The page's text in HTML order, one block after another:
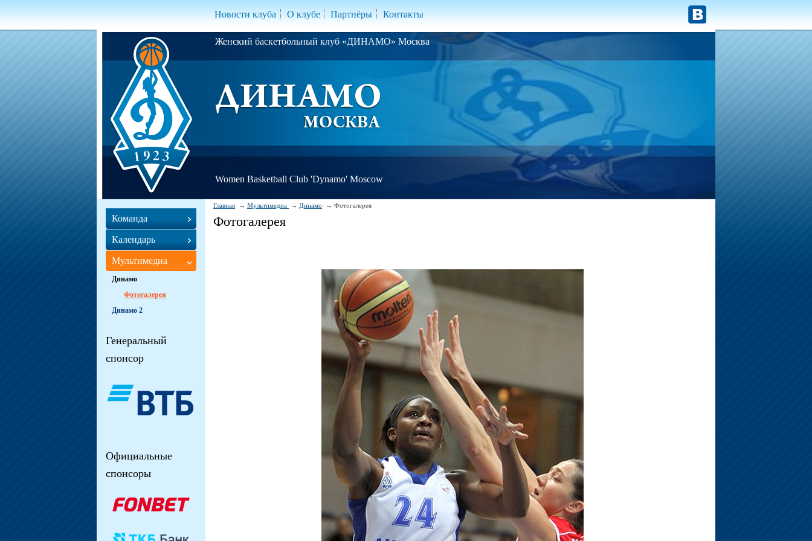
Новости клуба О клубе Партнёры Контакты
Женский баскетбольный клуб «ДИНАМО» Москва
Women Basketball Club 'Dynamo' Moscow
Главная Мультимедиа Динамо Фотогалерея
Фотогалерея
Команда
Календарь
Мультимедиа
Динамо
Фотогалерея
Динамо 2
Генеральный
спонсор
Официальные
спонсоры